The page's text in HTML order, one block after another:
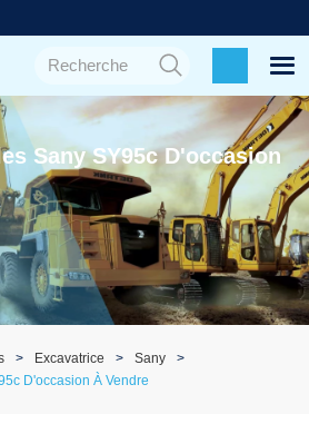
Sany SY95c D'occasion
Excavatrice
Sany
D'occasion À Vendre